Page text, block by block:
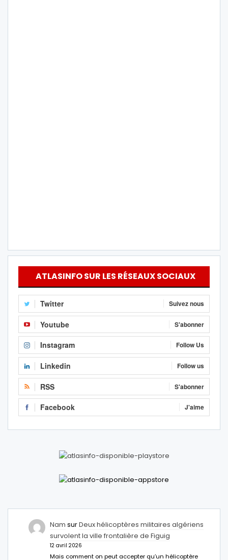
ATLASINFO SUR LES RÉSEAUX SOCIAUX
Twitter Suivez nous
Youtube S'abonner
Instagram Follow Us
Linkedin Follow us
RSS S'abonner
Facebook J'aime
Nam surDeux hélicoptères militaires algériens
survolent la ville frontalière de Figuig
12 avril 2026
Mais comment on peut accepter qu’un hélicoptère